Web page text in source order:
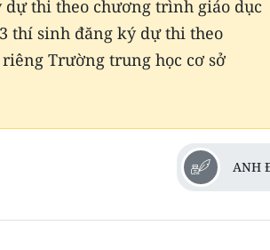
dự thi theo chương trình giáo dục
thí sinh đăng ký dự thi theo
Trường trung học cơ sở
ANH